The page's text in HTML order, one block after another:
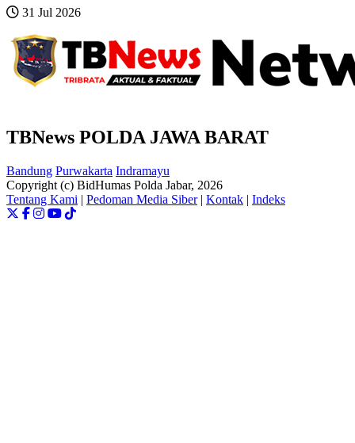
31 Jul 2026
TBNews POLDA JAWA BARAT
Bandung Purwakarta Indramayu
Copyright (c) BidHumas Polda Jabar, 2026
Tentang Kami | Pedoman Media Siber| Kontak | Indeks